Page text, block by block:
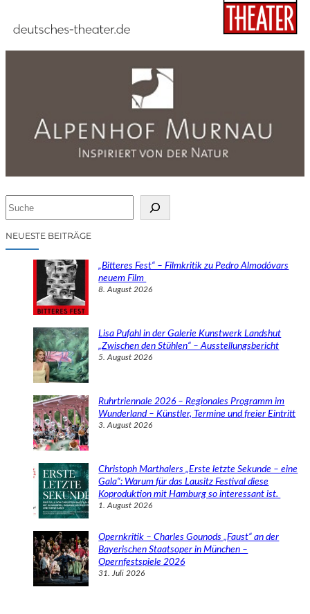
cNEUESTE BEITRÄGE
„Bitteres Fest“ – Filmkritik zu Pedro Almodóvars
neuem Film
8. August 2026
Lisa Pufahl in der Galerie Kunstwerk Landshut
„Zwischen den Stühlen“ – Ausstellungsbericht
5. August 2026
Ruhrtriennale 2026 – Regionales Programm im
Wunderland – Künstler, Termine und freier Eintritt
3. August 2026
Christoph Marthalers „Erste letzte Sekunde – eine
Gala“: Warum für das Lausitz Festival diese
Koproduktion mit Hamburg so interessant ist.
1. August 2026
Opernkritik – Charles Gounods „Faust“ an der
Bayerischen Staatsoper in München –
Opernfestspiele 2026
31. Juli 2026